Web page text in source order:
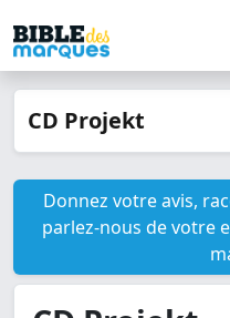
CD Projekt
Donnez votre avis,
parlez-nous de votre